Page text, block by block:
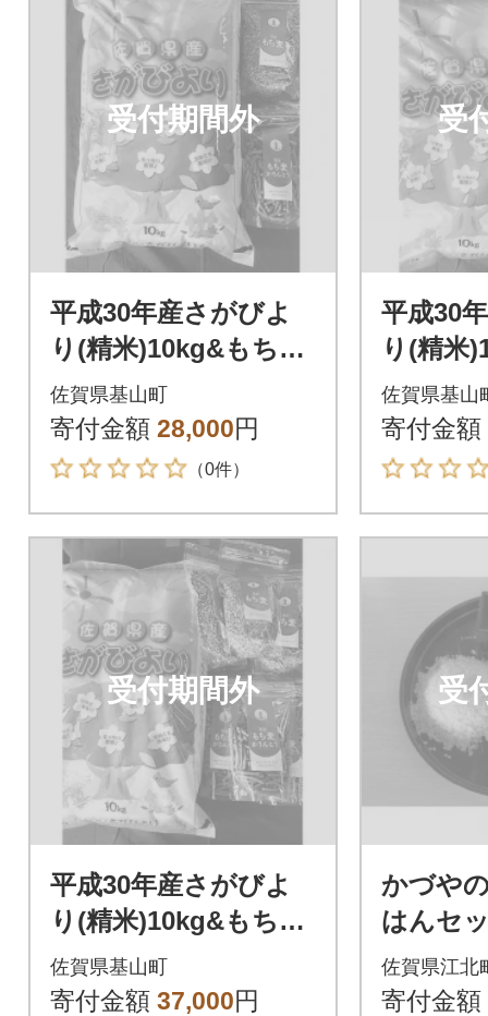
受付期間外
平成30年産さがびよ
り(精米)10kg&もち麦
(500g)&もち麦かりん
とう(135g)
佐賀県基山町
寄付金額 28,000円
（0件）
受
平成30
り(精米
(500g)3
りんと
佐賀県基山
寄付金額
受付期間外
平成30年産さがびよ
り(精米)10kg&もち麦
(500g)3袋&もち麦か
りんとう(135g)3袋
佐賀県基山町
寄付金額 37,000円
受
かづや
はんセ
り7分づ
精麦大
佐賀県江北
寄付金額